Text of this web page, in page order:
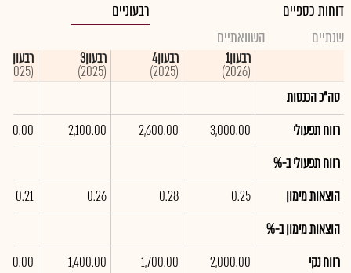
דוחות כספיים
רבעוניים
שנתיים
השוואתיים
רבעון1
(2026)
רבעון4
(2025)
רבעון3
(2025)
רבעון2
(2025)
סה"כ הכנסות
רווח תפעולי
3,000.00
2,600.00
2,100.00
רווח תפעולי ב-%
הוצאות מימון
0.25
0.28
0.26
0.21
הוצאות מימון ב-%
רווח נקי
2,000.00
1,700.00
1,400.00